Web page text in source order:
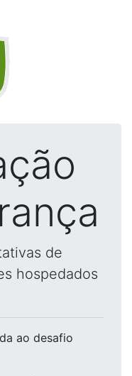
de
hospedados
ao desafio